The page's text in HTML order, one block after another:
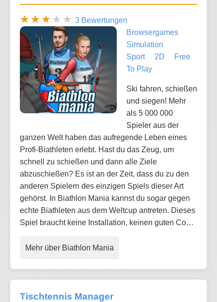
3 Bewertungen
Browsergames
Simulation
Sport
2D
Free
To Play
Ski fahren, schießen
und siegen! Mehr
als 5 000 000
Spieler aus der
ganzen Welt haben das aufregende Leben eines
Profi-Biathleten erlebt. Hast du das Zeug, um
schnell zu schießen und dann alle Ziele
abzuschießen? Es ist an der Zeit, dass du zu den
anderen Spielern des einzigen Spiels dieser Art
gehörst. In Biathlon Mania kannst du sogar gegen
echte Biathleten aus dem Weltcup antreten. Dieses
Spiel braucht keine Installation, keinen guten Co…
Mehr über Biathlon Mania
Tischtennis Manager